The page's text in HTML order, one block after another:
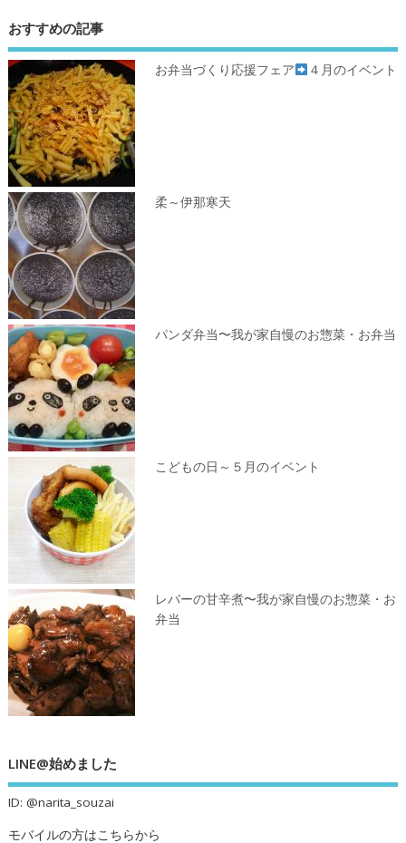
おすすめの記事
お弁当づくり応援フェア ４月のイベント
柔～伊那寒天
パンダ弁当〜我が家自慢のお惣菜・お弁当
こどもの日～５月のイベント
レバーの甘辛煮〜我が家自慢のお惣菜・お
弁当
LINE@始めました
ID: @narita_souzai
モバイルの方はこちらから